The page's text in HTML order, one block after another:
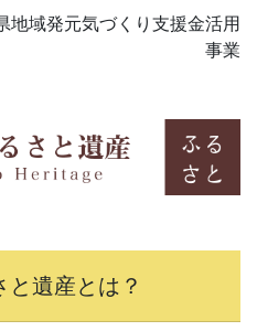
地域発元気づくり支援金活用
事業
と遺産とは？